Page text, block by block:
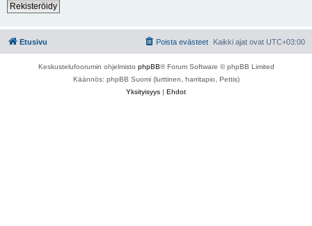
Rekisteröidy
Etusivu Kaikki ajat ovat UTC+03:00
Poista evästeet
Keskustelufoorumin ohjelmisto phpBB® Forum Software © phpBB Limited
Käännös: phpBB Suomi (lurttinen, harritapio, Pettis)
Yksityisyys | Ehdot